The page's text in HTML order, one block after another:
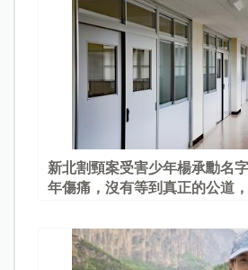
新北割頸案受害少年楊承勳名
年傷痛，沒有等到真正的公道